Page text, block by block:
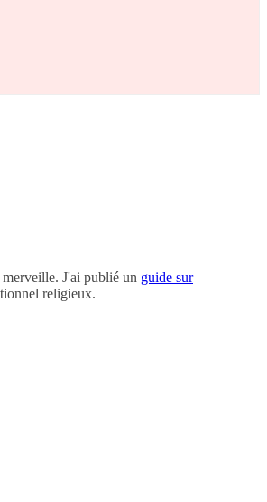
J'ai publié un guide sur
religieux.